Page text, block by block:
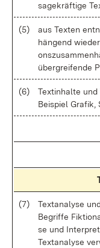
sa­ge­kräf­ti­ge
(5)
aus Tex­ten
hän­gend
über­grei­fen­de
(6)
Textin­hal­te
Bei­spiel Gra­fik,
(7)
Text­ana­ly­se
Be­grif­fe
se und
Text­ana­ly­se